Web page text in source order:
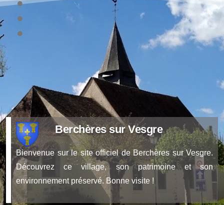
Berchères sur Vesgre
Bienvenue sur le site officiel de Berchères sur Vesgre.
Découvrez ce village, son patrimoine et son
environnement préservé. Bonne visite !